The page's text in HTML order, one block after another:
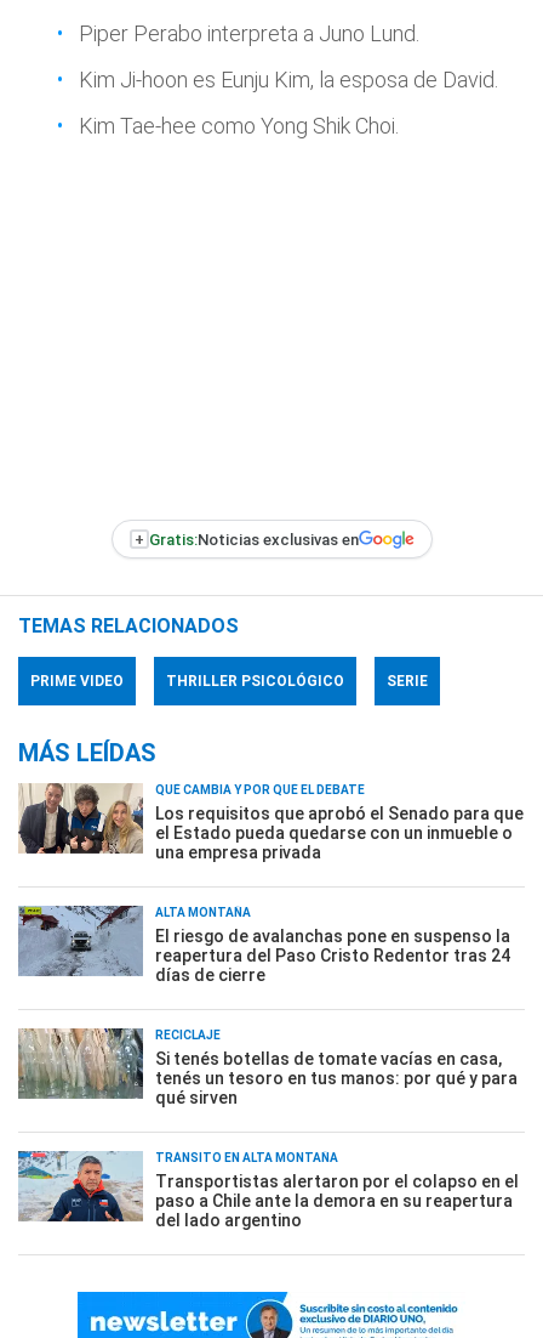
Piper Perabo interpreta a Juno Lund.
Kim Ji-hoon es Eunju Kim, la esposa de David.
Kim Tae-hee como Yong Shik Choi.
+ Gratis:Noticias exclusivas en
TEMAS RELACIONADOS
PRIME VIDEO THRILLER PSICOLÓGICO SERIE
MÁS LEÍDAS
QUÉ CAMBIA Y POR QUÉ EL DEBATE
Los requisitos que aprobó el Senado para que
el Estado pueda quedarse con un inmueble o
una empresa privada
ALTA MONTAÑA
El riesgo de avalanchas pone en suspenso la
reapertura del Paso Cristo Redentor tras 24
días de cierre
RECICLAJE
Si tenés botellas de tomate vacías en casa,
tenés un tesoro en tus manos: por qué y para
qué sirven
TRÁNSITO EN ALTA MONTAÑA
Transportistas alertaron por el colapso en el
paso a Chile ante la demora en su reapertura
del lado argentino